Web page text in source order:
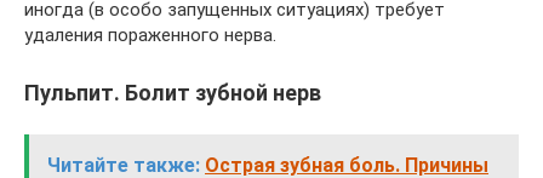
иногда (в особо запущенных ситуациях) требует
удаления пораженного нерва.
Пульпит. Болит зубной нерв
Читайте также: Острая зубная боль. Причины